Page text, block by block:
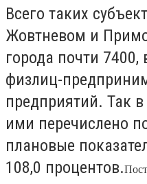
Всего таких
Жовтневом и
города почти 7400,
физлиц-
предприятий. Так
ими перечислено
плановые
108,0 процентов.